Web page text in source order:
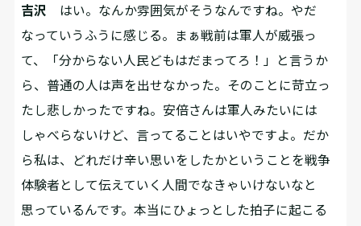
吉沢
はい。なんか雰囲気がそうなんですね。やだ
なっていうふうに感じる。まぁ戦前は軍人が威張っ
て、「分からない人民どもはだまってろ！」と言うか
ら、普通の人は声を出せなかった。そのことに苛立っ
たし悲しかったですね。安倍さんは軍人みたいには
しゃべらないけど、言ってることはいやですよ。だか
ら私は、どれだけ辛い思いをしたかということを戦争
体験者として伝えていく人間でなきゃいけないなと
思っているんです。本当にひょっとした拍子に起こる